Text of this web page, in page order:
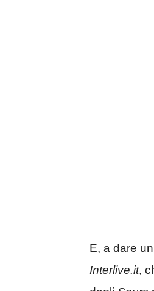
E, a dare
Interlive.it,